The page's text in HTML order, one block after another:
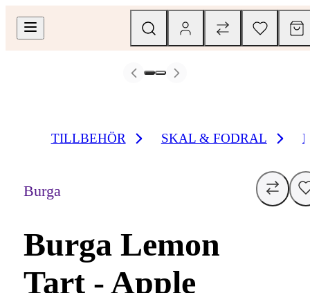
TILLBEHÖR SKAL & FODRAL
Burga
Burga Lemon
Tart - Apple